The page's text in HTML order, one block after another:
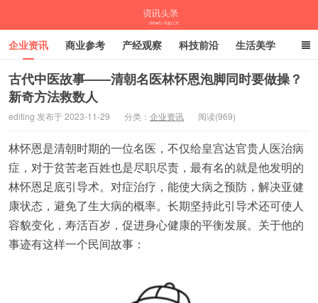
资讯头条
企业资讯 商业参考 产经观察 科技前沿 生活美学
时尚潮流 母婴亲子 专栏
古代中医故事——清朝名医林怀恩泡脚同时要做操？
新奇方法救数人
editing 发布于 2023-11-29 分类： 企业资讯 阅读(969)
林怀恩是清朝时期的一位名医，不仅给皇宫达官贵人医治病
症，对于贫苦老百姓也是尽职尽责，最有名的就是他发明的
林怀恩足底引导术。对症治疗，能使大病之预防，解决亚健
康状态，避免了生大病的概率。长期坚持此引导术还可使人
容貌变化，寿活百岁，促进身心健康的平衡发展。关于他的
事迹有这样一个民间故事：